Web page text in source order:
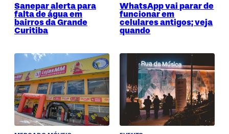
Sanepar alerta para
falta de água em
bairros da Grande
Curitiba
WhatsApp vai parar de
funcionar em
celulares antigos; veja
quando